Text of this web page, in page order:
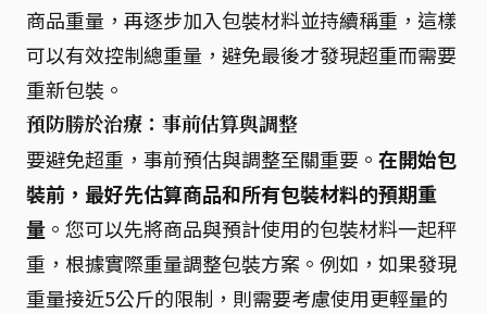
商品重量，再逐步加入包裝材料並持續稱重，這樣
可以有效控制總重量，避免最後才發現超重而需要
重新包裝。
預防勝於治療：事前估算與調整
要避免超重，事前預估與調整至關重要。 在開始包
裝前，最好先估算商品和所有包裝材料的預期重
量 。您可以先將商品與預計使用的包裝材料一起秤
重，根據實際重量調整包裝方案。例如，如果發現
重量接近5公斤的限制，則需要考慮使用更輕量的